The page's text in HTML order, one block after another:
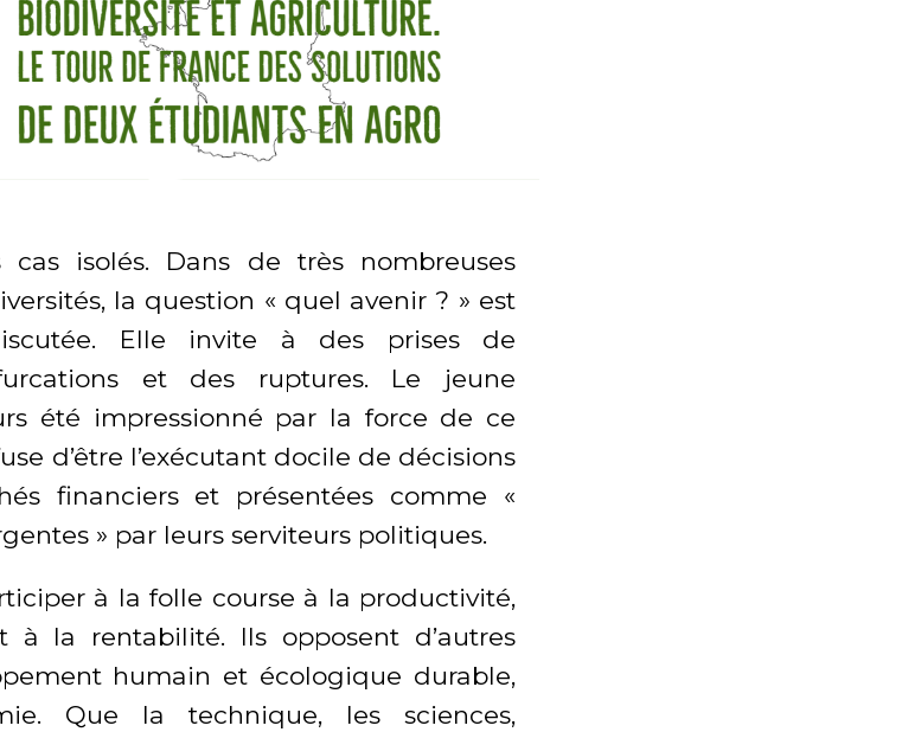
isolés. Dans de très nombreuses
la question « quel avenir ? » est
Elle invite à des prises de
et des ruptures. Le jeune
été impressionné par la force de ce
d’être l’exécutant docile de décisions
financiers et présentées comme «
» par leurs serviteurs politiques.
à la folle course à la productivité,
la rentabilité. Ils opposent d’autres
humain et écologique durable,
Que la technique, les sciences,